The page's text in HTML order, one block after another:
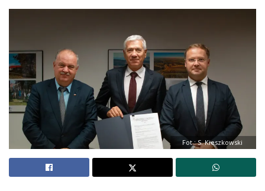
Fot.: S. Kieszkowski